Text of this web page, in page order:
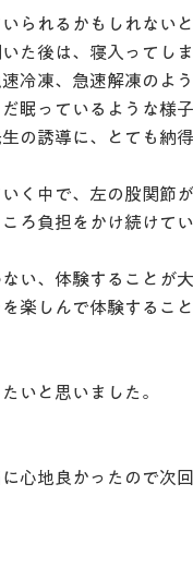
られるかもしれない
た後は、寝入ってし
冷凍、急速解凍のよ
眠っているような様
の誘導に、とても納得
く中で、左の股関節
ろ負担をかけ続けて
い、体験することが
楽しんで体験するこ
いと思いました。
に心地良かったので次